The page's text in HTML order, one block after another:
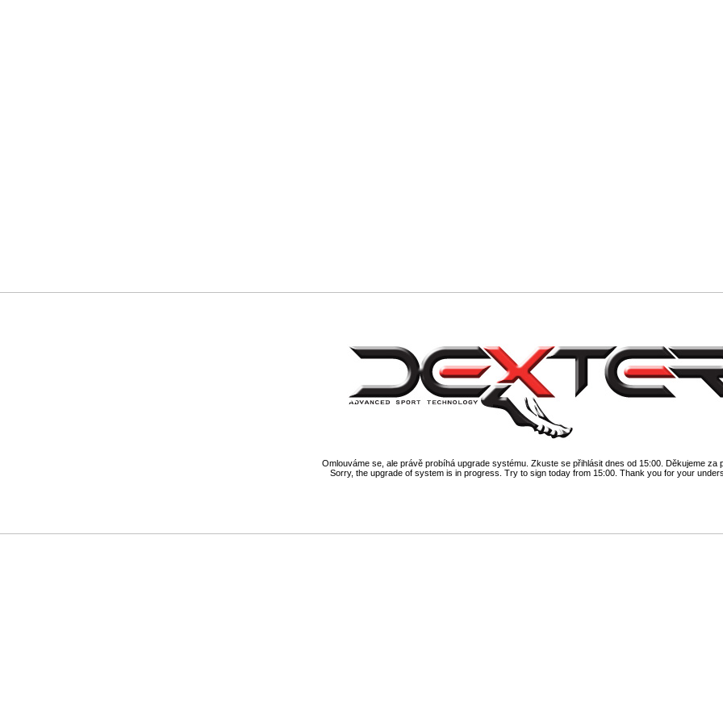
Omlouváme se, ale právě probíhá upgrade systému. Zkuste se přihlásit dnes od 15:00. Děkujeme za
Sorry, the upgrade of system is in progress. Try to sign today from 15:00. Thank you for your